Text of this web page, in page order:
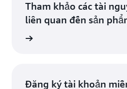
Tham khảo các tài
liên quan đến sản
Đăng ký tài khoản